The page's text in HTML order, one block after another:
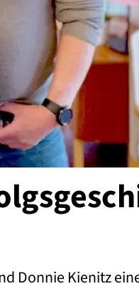
Donnie Kienitz